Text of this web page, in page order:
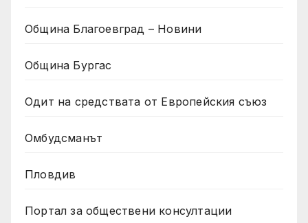
Община Благоевград – Новини
Община Бургас
Одит на средствата от Европейския съюз
Омбудсманът
Пловдив
Портал за обществени консултации